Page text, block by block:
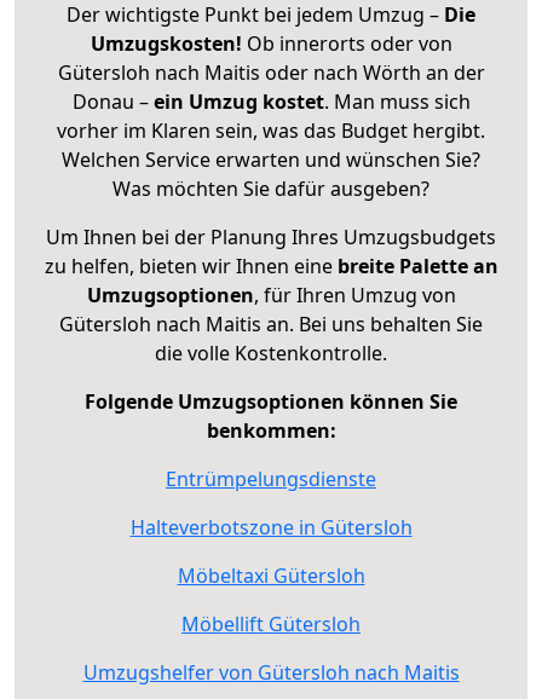
Der wichtigste Punkt bei jedem Umzug – Die
Umzugskosten! Ob innerorts oder von
Gütersloh nach Maitis oder nach Wörth an der
Donau –ein Umzug kostet. Man muss sich
vorher im Klaren sein, was das Budget hergibt.
Welchen Service erwarten und wünschen Sie?
Was möchten Sie dafür ausgeben?
Um Ihnen bei der Planung Ihres Umzugsbudgets
zu helfen, bieten wir Ihnen eine breite Palette an
Umzugsoptionen, für Ihren Umzug von
Gütersloh nach Maitis an. Bei uns behalten Sie
die volle Kostenkontrolle.
Folgende Umzugsoptionen können Sie
benkommen:
Entrümpelungsdienste
Halteverbotszone in Gütersloh
Möbeltaxi Gütersloh
Möbellift Gütersloh
Umzugshelfer von Gütersloh nach Maitis